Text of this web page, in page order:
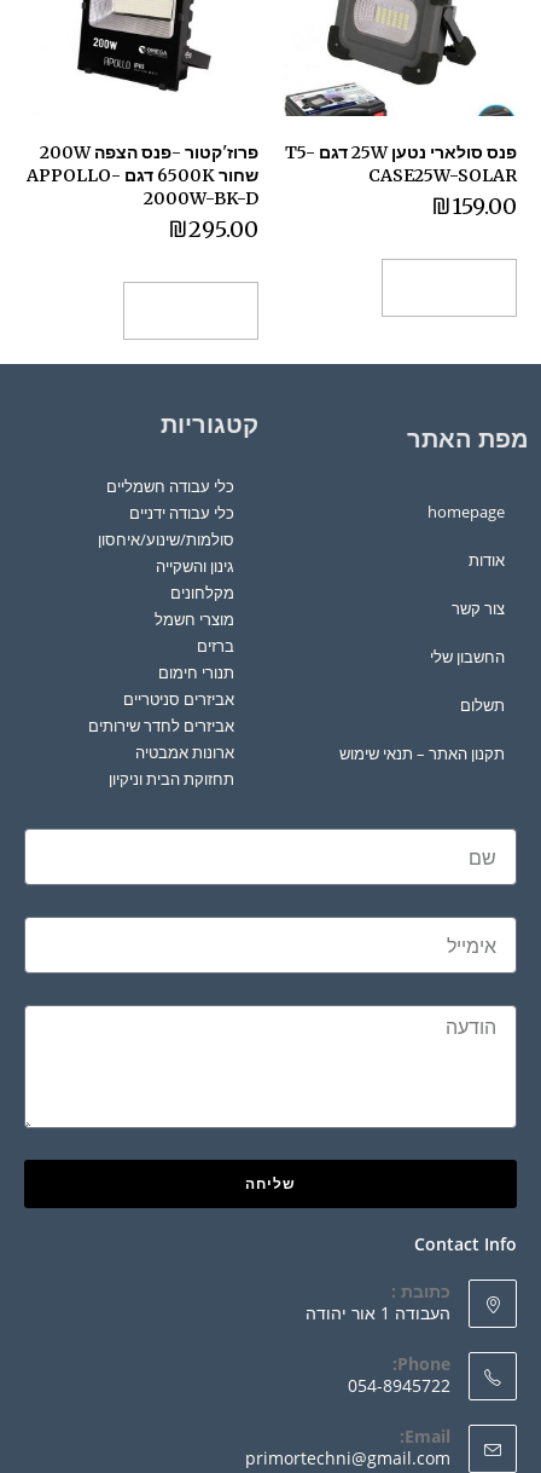
פנס סולארי נטען 25W דגם T5-
CASE25W-SOLAR
₪159.00
פרוז'קטור -פנס הצפה 200W
שחור 6500K דגם APPOLLO-
2000W-BK-D
₪295.00
מפת האתר
homepage
אודות
צור קשר
החשבון שלי
תשלום
תקנון האתר – תנאי שימוש
קטגוריות
כלי עבודה חשמליים
כלי עבודה ידניים
סולמות/שינוע/איחסון
גינון והשקייה
מקלחונים
מוצרי חשמל
ברזים
תנורי חימום
אביזרים סניטריים
אביזרים לחדר שירותים
ארונות אמבטיה
תחזוקת הבית וניקיון
שליחה
Contact Info
כתובת :
העבודה 1 אור יהודה
Phone:
054-8945722
Email:
primortechni@gmail.com